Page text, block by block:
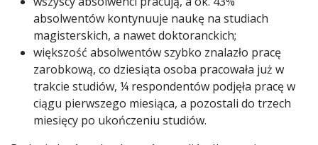
absolwentów kontynuuje naukę na studiach
magisterskich, a nawet doktoranckich;
większość absolwentów szybko znalazło pracę
zarobkową, co dziesiąta osoba pracowała już w
trakcie studiów, ¼ respondentów podjęła pracę w
ciągu pierwszego miesiąca, a pozostali do trzech
miesięcy po ukończeniu studiów.